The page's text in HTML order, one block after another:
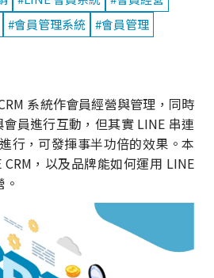
#會員管理系統 #會員管理
系統作會員經營與管理，同時
員進行互動，但其實 LINE 串連
行，可發揮事半功倍的效果。本
，以及品牌能如何運用 LINE